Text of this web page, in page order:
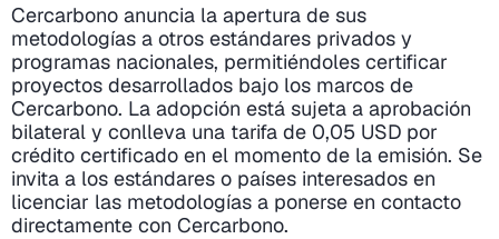
Cercarbono anuncia la apertura de sus
metodologías a otros estándares privados y
programas nacionales, permitiéndoles certificar
proyectos desarrollados bajo los marcos de
Cercarbono. La adopción está sujeta a aprobación
bilateral y conlleva una tarifa de 0,05 USD por
crédito certificado en el momento de la emisión. Se
invita a los estándares o países interesados en
licenciar las metodologías a ponerse en contacto
directamente con Cercarbono.